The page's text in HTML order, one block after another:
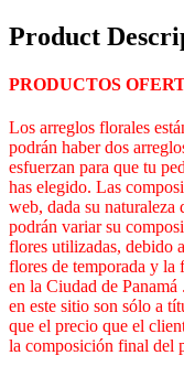
Product
PRODUCTOS
Los arreglos florales
podrán haber dos
esfuerzan para que tu
has elegido. Las
web, dada su naturaleza
podrán variar su
flores utilizadas, debido
flores de temporada y la
en la Ciudad de Panamá
en este sitio son sólo a
que el precio que el
la composición final del